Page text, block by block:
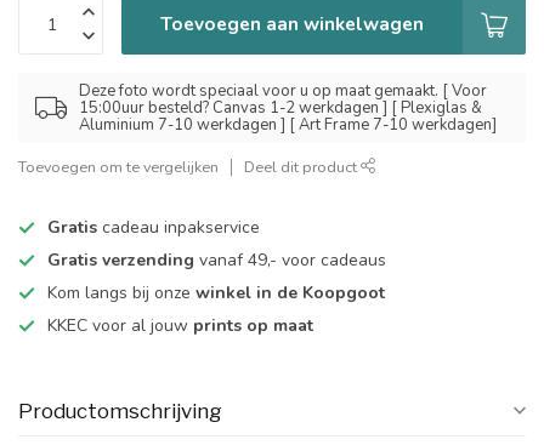
Toevoegen aan winkelwagen
Deze foto wordt speciaal voor u op maat gemaakt. [ Voor
15:00uur besteld? Canvas 1-2 werkdagen ] [ Plexiglas &
Aluminium 7-10 werkdagen ] [ Art Frame 7-10 werkdagen]
Toevoegen om te vergelijken Deel dit product
Gratis cadeau inpakservice
Gratis verzending vanaf 49,- voor cadeaus
Kom langs bij onze winkel in de Koopgoot
KKEC voor al jouw prints op maat
Productomschrijving